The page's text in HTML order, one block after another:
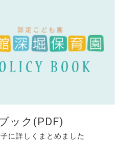
ック(PDF)
に詳しくまとめました